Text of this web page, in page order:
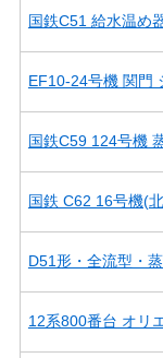
国鉄C51 給水温め
EF10-24号機 関門
国鉄C59 124号機
国鉄 C62 16号機(
D51形・全流型・
12系800番台 オリ